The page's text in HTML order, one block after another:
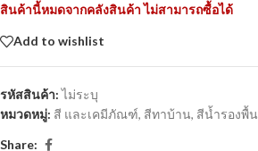
สินค้านี้หมดจากคลังสินค้า ไม่สามารถซื้อได้
Add to wishlist
รหัสสินค้า:ไม่ระบุ
หมวดหมู่: สี และเคมีภัณฑ์, สีทาบ้าน, สีน้ำรองพื้น
Share: